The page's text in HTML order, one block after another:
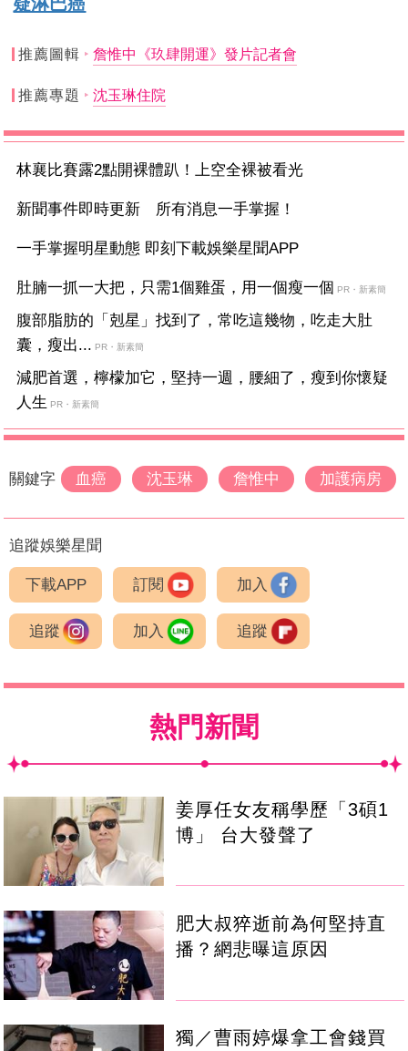
推薦圖輯 詹惟中《玖肆開運》發片記者會
推薦專題 沈玉琳住院
林襄比賽露2點開裸體趴！上空全裸被看光
新聞事件即時更新 所有消息一手掌握！
一手掌握明星動態 即刻下載娛樂星聞APP
肚腩一抓一大把，只需1個雞蛋，用一個瘦一個 PR・新素簡
腹部脂肪的「剋星」找到了，常吃這幾物，吃走大肚
囊，瘦出... PR・新素簡
減肥首選，檸檬加它，堅持一週，腰細了，瘦到你懷疑
人生 PR・新素簡
關鍵字 血癌 沈玉琳 詹惟中 加護病房
追蹤娛樂星聞
下載APP 訂閱 加入
追蹤 加入 追蹤
熱門新聞
姜厚任女友稱學歷「3碩1
博」 台大發聲了
肥大叔猝逝前為何堅持直
播？網悲曝這原因
獨／曹雨婷爆拿工會錢買